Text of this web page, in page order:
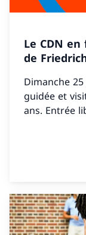
Le CDN
de
Dimanche
guidée et
ans. Entrée